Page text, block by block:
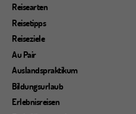
Reisearten
Reisetipps
Reiseziele
Au Pair
Auslandspraktikum
Bildungsurlaub
Erlebnisreisen